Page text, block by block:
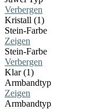
Verbergen
Kristall (1)
Stein-Farbe
Zeigen
Stein-Farbe
Verbergen
Klar (1)
Armbandtyp
Zeigen
Armbandtyp